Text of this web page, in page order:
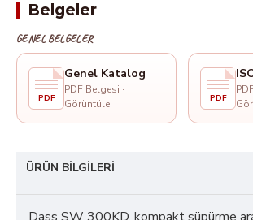
Belgeler
GENEL BELGELER
PDF
Genel Katalog
PDF Belgesi ·
Görüntüle
PDF
ÜRÜN BILGILERI